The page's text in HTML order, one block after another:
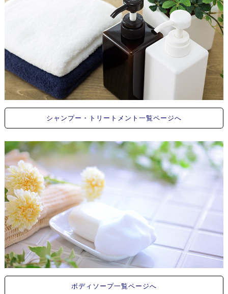
シャンプー・トリートメント一覧ページへ
ボディソープ一覧ページへ